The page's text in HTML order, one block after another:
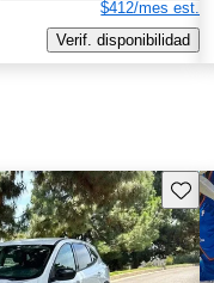
$412/mes est.
Verif. disponibilidad